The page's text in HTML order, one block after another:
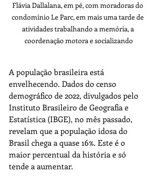
Flávia Dallalana, em pé, com moradoras do
condomínio Le Parc, em mais uma tarde de
atividades trabalhando a memória, a
coordenação motora e socializando
A população brasileira está
envelhecendo. Dados do censo
demográfico de 2022, divulgados pelo
Instituto Brasileiro de Geografia e
Estatística (IBGE), no mês passado,
revelam que a população idosa do
Brasil chega a quase 16%. Este é o
maior percentual da história e só
tende a aumentar.